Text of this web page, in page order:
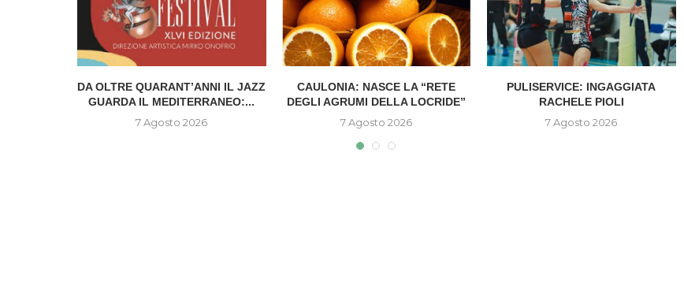
DA OLTRE QUARANT’ANNI IL JAZZ
GUARDA IL MEDITERRANEO:...
7 Agosto 2026
CAULONIA: NASCE LA “RETE
DEGLI AGRUMI DELLA LOCRIDE”
7 Agosto 2026
PULISERVICE: INGAGGIATA
RACHELE PIOLI
7 Agosto 2026